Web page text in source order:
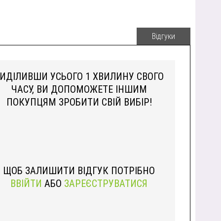
Відгуки
УСЬОГО 1 ХВИЛИНУ СВОГО
ЧАСУ, ВИ ДОПОМОЖЕТЕ ІНШИМ
ПОКУПЦЯМ ЗРОБИТИ СВІЙ ВИБІР!
ЩОБ ЗАЛИШИТИ ВІДГУК ПОТРІБНО
ВВІЙТИ АБО ЗАРЕЄСТРУВАТИСЯ